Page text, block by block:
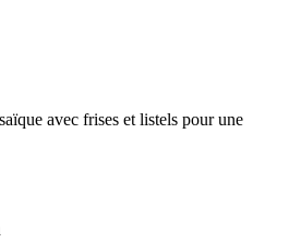
avec frises et listels pour une